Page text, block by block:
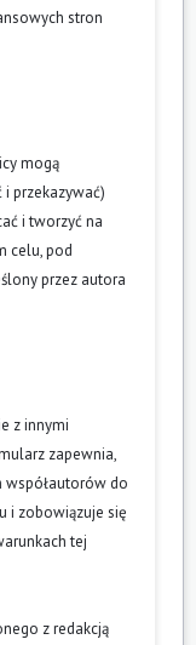
stron
mogą
przekazywać)
i tworzyć na
celu, pod
przez autora
z innymi
zapewnia,
współautorów do
i zobowiązuje się
tej
z redakcją